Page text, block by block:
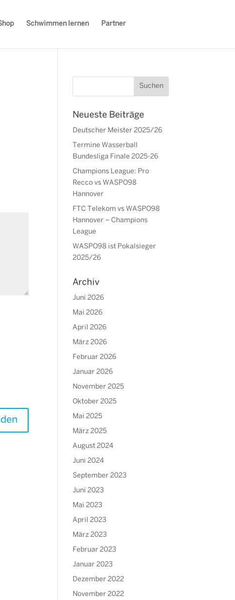
Schwimmen lernen Partner
Neueste Beiträge
Deutscher Meister 2025/26
Termine Wasserball
Bundesliga Finale 2025-26
Champions League: Pro
Recco vs WASPO98
Hannover
FTC Telekom vs WASPO98
Hannover – Champions
League
WASPO98 ist Pokalsieger
2025/26
Archiv
Juni 2026
Mai 2026
April 2026
März 2026
Februar 2026
Januar 2026
November 2025
Oktober 2025
Mai 2025
März 2025
August 2024
Juni 2024
September 2023
Juni 2023
Mai 2023
April 2023
März 2023
Februar 2023
Januar 2023
Dezember 2022
November 2022